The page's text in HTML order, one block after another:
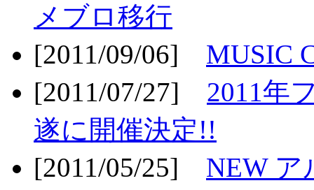
メブロ移行
[2011/09/06] MUSIC
[2011/07/27] 2011年
遂に開催決定!!
[2011/05/25] NEW